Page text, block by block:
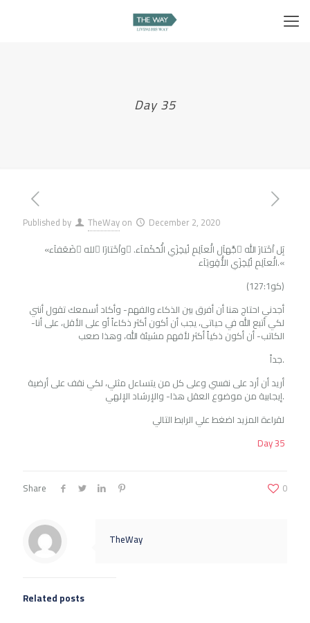
Day 35
Published by TheWayon
December 2, 2020
«بَِل اْخَتارَ الله ُجَّهاَل الَْعاَلِمِ لُيخِزَي الُْحَكَماَء. َواْخَتارَا ُلله ُضَعَفاَء
الَْعاَلِمِ لُيْخِزَي الأَْقِويَاَء.«
(1كو27:1)
أجدني احتاج هنا أن أفرق بين الذكاء والفهم- وأكاد أسمعك تقول أنني
لكي أتبع الله في حياتى، يجب أن أكون أكثر ذكاءاً أو على الأقل، على أنا-
الكاتب- أن أكون ذكياً أكثر لأفهم مشيئة الله، وهذا صعب
جداً.
أريد أن أرد على نفسي وعلى كل من يتساءل مثلي، لكي نقف على أرضية
إيجابية من موضوع العقل هذا- والإرشاد الإلهي.
لقراءة المزيد اضغط علي الرابط التالي
Day 35
Share 0
TheWay
Related posts